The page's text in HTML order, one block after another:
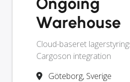
Warehouse
Cloud-baseret
Cargoson integration
Göteborg, Sverige